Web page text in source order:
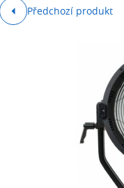
Předchozí produkt